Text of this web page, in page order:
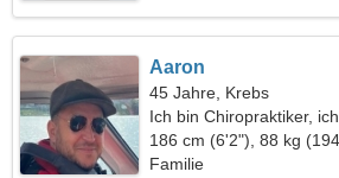
Aaron
45 Jahre, Krebs
Ich bin Chiropraktiker,
erfahrene Frau
186 cm (6'2"), 88 kg
Familie